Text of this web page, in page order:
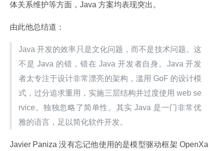
体关系维护等方面，Java 方案均表现突出。
由此他总结道：
Java 开发的效率只是文化问题，而不是技术问题。这
不是 Java 的错，错在 Java 开发者自身。Java 开发
者太专注于设计非常漂亮的架构，滥用 GoF 的设计模
式，过分追求重用，实施三层结构并过度使用 web se
rvice。独独忽略了简单性。其实 Java 是一门非常优
雅的语言，足以简化软件开发。
Javier Paniza 没有忘记他使用的是模型驱动框架 OpenXa